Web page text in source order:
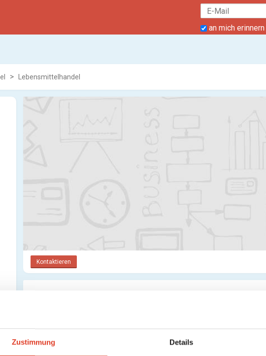
Zustimmung Details
an mich erinnern
Lebensmittelhandel
Kontaktieren